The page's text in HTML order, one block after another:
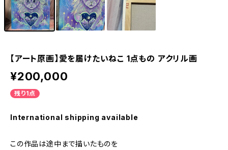
【アート原画】愛を届けたいねこ 1点もの アクリル画
¥200,000
残り1点
International shipping available
この作品は途中まで描いたものを